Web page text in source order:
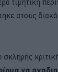
στους
σκληρής
να